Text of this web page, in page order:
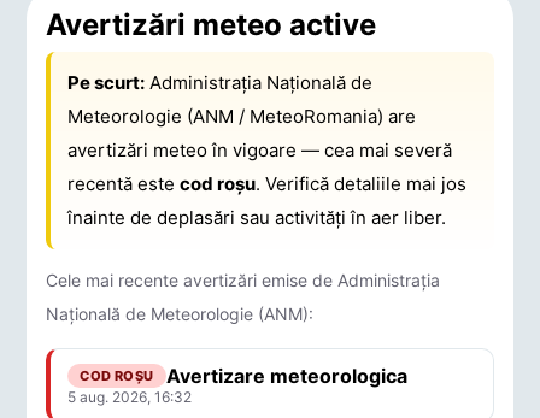
Avertizări meteo active
Pe scurt: Administrația Națională de
Meteorologie (ANM / MeteoRomania) are
avertizări meteo în vigoare — cea mai severă
recentă estecod roșu. Verifică detaliile mai jos
înainte de deplasări sau activități în aer liber.
Cele mai recente avertizări emise de Administrația
Națională de Meteorologie (ANM):
COD ROȘU Avertizare meteorologica
5 aug. 2026, 16:32